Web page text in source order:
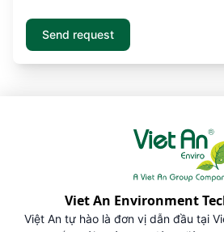
Viet An Environment
Việt An tự hào là đơn vị dẫn đầu tại